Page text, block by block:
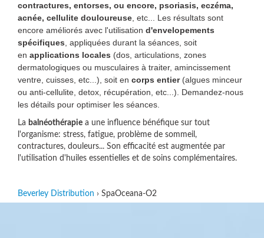
contractures, entorses, ou encore, psoriasis, eczéma,
acnée, cellulite douloureuse , etc... Les résultats sont
encore améliorés avec l'utilisation d'envelopements
spécifiques , appliquées durant la séances, soit
en applications locales (dos, articulations, zones
dermatologiques ou musculaires à traiter, amincissement
ventre, cuisses, etc...), soit en corps entier(algues minceur
ou anti-cellulite, detox, récupération, etc...). Demandez-nous
les détails pour optimiser les séances.
La balnéothérapie a une influence bénéfique sur tout
l'organisme: stress, fatigue, problème de sommeil,
contractures, douleurs... Son efficacité est augmentée par
l'utilisation d'huiles essentielles et de soins complémentaires.
Beverley Distribution › SpaOceana-O2